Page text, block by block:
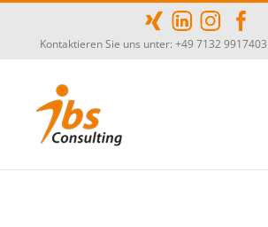
Inhalt
springen
Kontaktieren Sie uns unter: +49 7132 9917403